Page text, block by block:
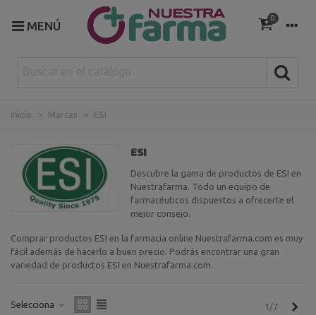
MENÚ
0
Inicio > Marcas > ESI
ESI
Descubre la gama de productos de ESI en
Nuestrafarma. Todo un equipo de
farmacéuticos dispuestos a ofrecerte el
mejor consejo.
Comprar productos ESI en la farmacia online Nuestrafarma.com es muy
fácil además de hacerlo a buen precio. Podrás encontrar una gran
variedad de productos ESI en Nuestrafarma.com.
Selecciona 1/7